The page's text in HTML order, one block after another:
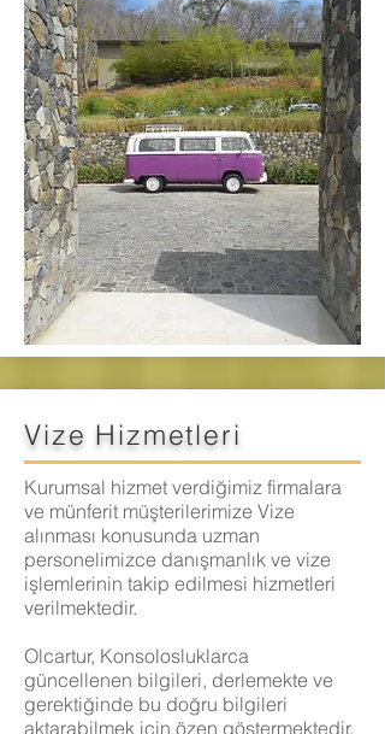
Vize Hizmetleri
Kurumsal hizmet verdiğimiz firmalara
ve münferit müşterilerimize Vize
alınması konusunda uzman
personelimizce danışmanlık ve vize
işlemlerinin takip edilmesi hizmetleri
verilmektedir.
Olcartur, Konsolosluklarca
güncellenen bilgileri, derlemekte ve
gerektiğinde bu doğru bilgileri
aktarabilmek için özen göstermektedir.